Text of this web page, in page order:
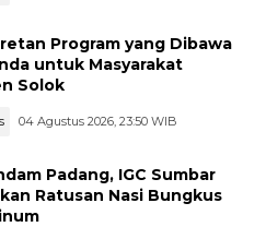
Program yang Dibawa
untuk Masyarakat
Solok
04 Agustus 2026, 23:50 WIB
Padang, IGC Sumbar
Ratusan Nasi Bungkus